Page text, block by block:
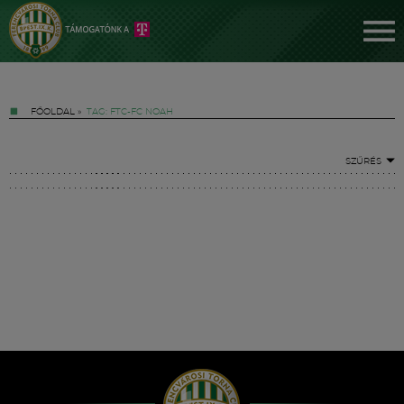
FŐOLDAL » TAG: FTC-FC NOAH
SZŰRÉS
Hírek